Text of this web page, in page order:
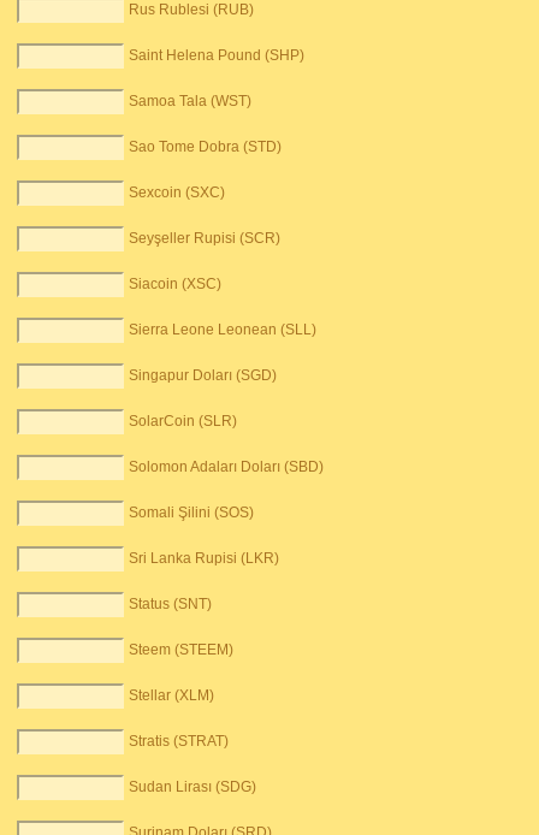
Rus Rublesi (RUB)
Saint Helena Pound (SHP)
Samoa Tala (WST)
Sao Tome Dobra (STD)
Sexcoin (SXC)
Seyşeller Rupisi (SCR)
Siacoin (XSC)
Sierra Leone Leonean (SLL)
Singapur Doları (SGD)
SolarCoin (SLR)
Solomon Adaları Doları (SBD)
Somali Şilini (SOS)
Sri Lanka Rupisi (LKR)
Status (SNT)
Steem (STEEM)
Stellar (XLM)
Stratis (STRAT)
Sudan Lirası (SDG)